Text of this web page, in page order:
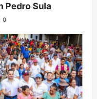
Pedro Sula
0